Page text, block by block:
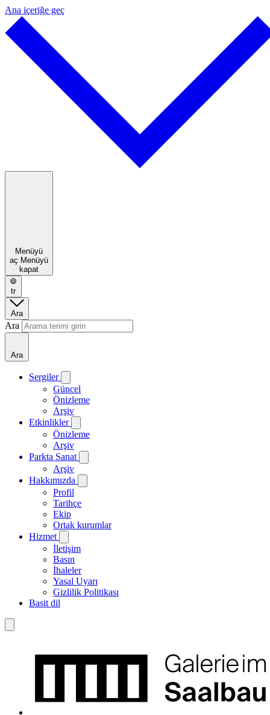
Ana içeriğe geç
Menüyü
aç Menüyü
kapat
tr
Ara
Ara
Ara
Sergiler
Güncel
Önizleme
Arşiv
Etkinlikler
Önizleme
Arşiv
Parkta Sanat
Arşiv
Hakkımızda
Profil
Tarihçe
Ekip
Ortak kurumlar
Hizmet
İletişim
Basın
İhaleler
Yasal Uyarı
Gizlilik Politikası
Basit dil